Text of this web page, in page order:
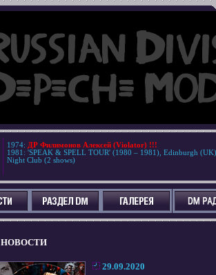
1974: ДР Филимонов Алексей (Violator) !!!
1981 : 'SPEAK & SPELL TOUR' (1980 – 1981), Edinburgh (UK)
Night Club (2 shows)
НОВОСТИ
29.09.2020